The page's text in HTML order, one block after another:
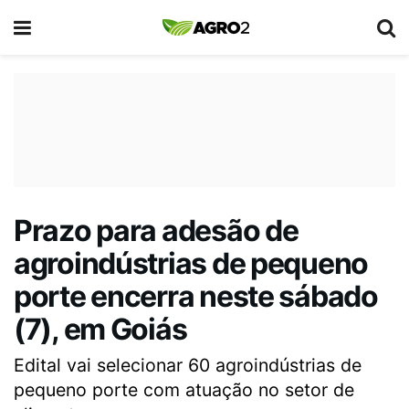
Prazo para adesão de
agroindústrias de pequeno
porte encerra neste sábado
(7), em Goiás
Edital vai selecionar 60 agroindústrias de
pequeno porte com atuação no setor de